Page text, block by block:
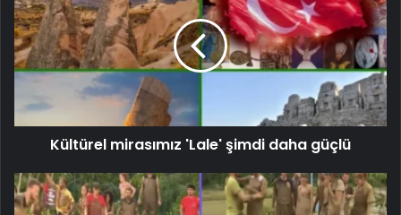
Kültürel mirasımız 'Lale' şimdi daha güçlü